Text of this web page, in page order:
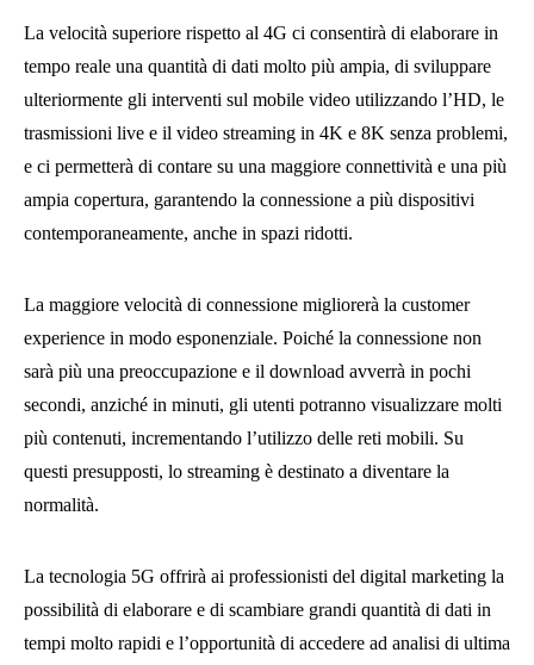
La velocità superiore rispetto al 4G ci consentirà di elaborare in
tempo reale una quantità di dati molto più ampia, di sviluppare
ulteriormente gli interventi sul mobile video utilizzando l’HD, le
trasmissioni live e il video streaming in 4K e 8K senza problemi,
e ci permetterà di contare su una maggiore connettività e una più
ampia copertura, garantendo la connessione a più dispositivi
contemporaneamente, anche in spazi ridotti.
La maggiore velocità di connessione migliorerà la customer
experience in modo esponenziale. Poiché la connessione non
sarà più una preoccupazione e il download avverrà in pochi
secondi, anziché in minuti, gli utenti potranno visualizzare molti
più contenuti, incrementando l’utilizzo delle reti mobili. Su
questi presupposti, lo streaming è destinato a diventare la
normalità.
La tecnologia 5G offrirà ai professionisti del digital marketing la
possibilità di elaborare e di scambiare grandi quantità di dati in
tempi molto rapidi e l’opportunità di accedere ad analisi di ultima